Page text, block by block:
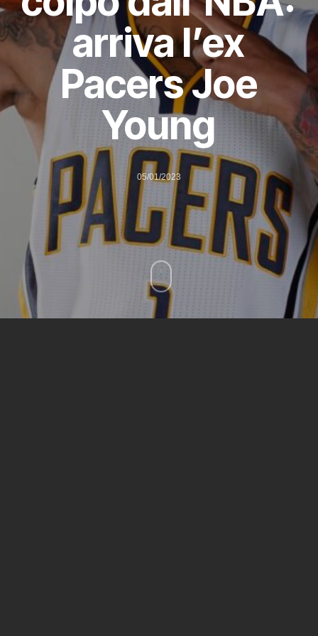
arriva l’ex
Pacers Joe
Young
05/01/2023